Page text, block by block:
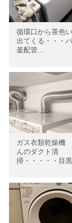
循環口から茶色
出てくる・・・
釜配管…
ガス衣類乾燥機
んのダクト清
掃・・・・・目